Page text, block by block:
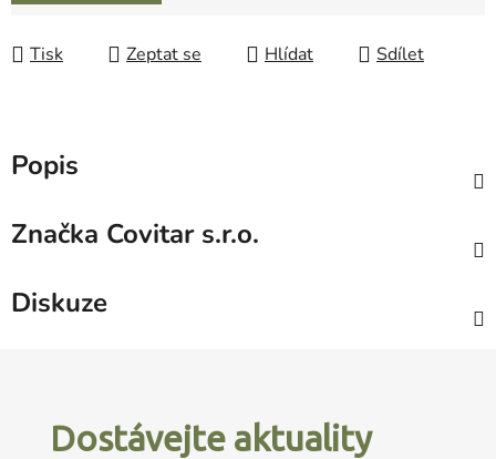
Tisk Zeptat se Hlídat Sdílet
Popis
Značka Covitar s.r.o.
Diskuze
Dostávejte aktuality